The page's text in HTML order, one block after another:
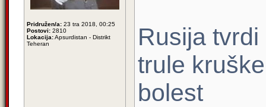
Pridružen/a: 23 tra 2018, 00:25
Postovi: 2810
Lokacija:Apsurdistan - Distrikt
Teheran
Rusija
trule
bolest